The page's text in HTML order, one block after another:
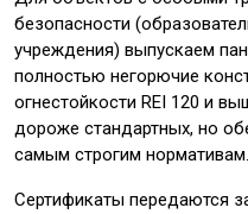
безопасности
учреждения) выпускаем
полностью негорючие
огнестойкости REI 120 и
дороже стандартных, но
самым строгим нормативам.
Сертификаты передаются